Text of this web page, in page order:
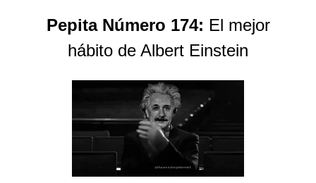
Pepita Número 174: El mejor
hábito de Albert Einstein